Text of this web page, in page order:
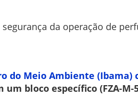
da operação de
do Meio Ambiente (Ibama)
bloco específico (FZA-